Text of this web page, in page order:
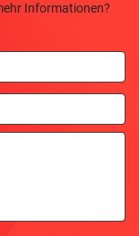
Informationen?